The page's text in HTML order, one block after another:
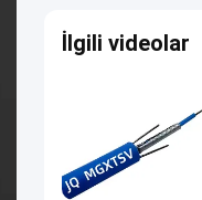
İlgili videolar